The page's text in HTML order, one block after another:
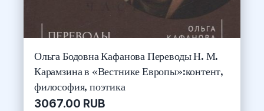
Ольга Бодовна Кафанова Переводы Н. М.
Карамзина в «Вестнике Европы»:контент,
философия, поэтика
3067.00 RUB